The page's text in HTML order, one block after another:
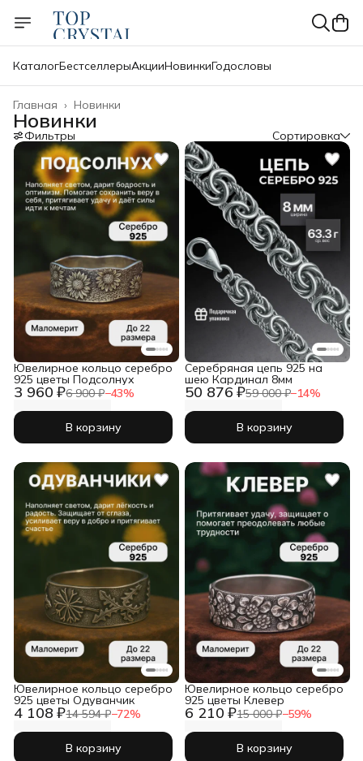
КаталогБестселлерыАкцииНовинкиГодословы
Новинки
Главная ›
Новинки
Фильтры Сортировка
3 960 ₽6 900 ₽−43%
Ювелирное кольцо серебро
925 цветы Подсолнух
В корзину
50 876 ₽59 000 ₽−14%
Серебряная цепь 925 на
шею Кардинал 8мм
В корзину
4 108 ₽14 594 ₽−72%
Ювелирное кольцо серебро
925 цветы Одуванчик
В корзину
6 210 ₽15 000 ₽−59%
Ювелирное кольцо серебро
925 цветы Клевер
В корзину